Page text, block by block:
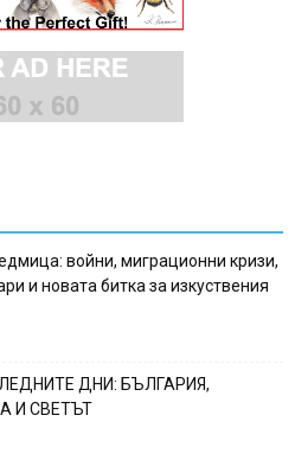
войни, миграционни кризи,
и новата битка за изкуствения
ДНИ: БЪЛГАРИЯ,
И СВЕТЪТ